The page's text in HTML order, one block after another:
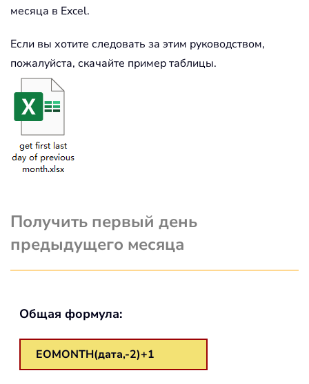
месяца в Excel.
Если вы хотите следовать за этим руководством,
пожалуйста, скачайте пример таблицы.
Получить первый день
предыдущего месяца
Общая формула:
EOMONTH(дата,-2)+1